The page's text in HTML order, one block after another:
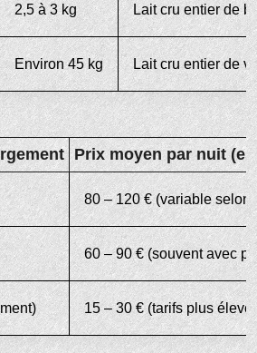
2,5 à 3 kg Lait cru entier de
Environ 45 kg Lait cru entier de
Prix moyen par nuit
80 – 120 € (variable
60 – 90 € (souvent avec
15 – 30 € (tarifs plus